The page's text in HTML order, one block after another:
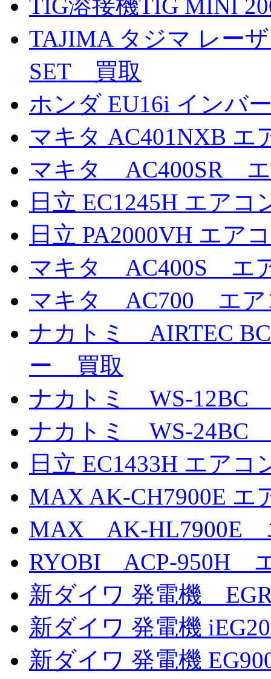
TIG溶接機TIG MINI
TAJIMA タジマ レー
SET 買取
ホンダ EU16i インバ
マキタ AC401NXB
マキタ AC400SR
日立 EC1245H エア
日立 PA2000VH エ
マキタ AC400S エ
マキタ AC700 エア
ナカトミ AIRTEC
ー 買取
ナカトミ WS-12BC
ナカトミ WS-24BC
日立 EC1433H エア
MAX AK-CH7900E エ
MAX AK-HL7900E
RYOBI ACP-950H
新ダイワ 発電機
新ダイワ 発電機
新ダイワ 発電機